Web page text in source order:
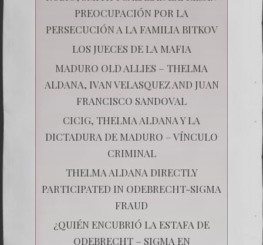
PREOCUPACIÓN POR LA
PERSECUCIÓN A LA FAMILIA BITKOV
LOS JUECES DE LA MAFIA
MADURO OLD ALLIES – THELMA
ALDANA, IVAN VELASQUEZ AND JUAN
FRANCISCO SANDOVAL
CICIG, THELMA ALDANA Y LA
DICTADURA DE MADURO – VÍNCULO
CRIMINAL
THELMA ALDANA DIRECTLY
PARTICIPATED IN ODEBRECHT-SIGMA
FRAUD
¿QUIÉN ENCUBRIÓ LA ESTAFA DE
ODEBRECHT – SIGMA EN